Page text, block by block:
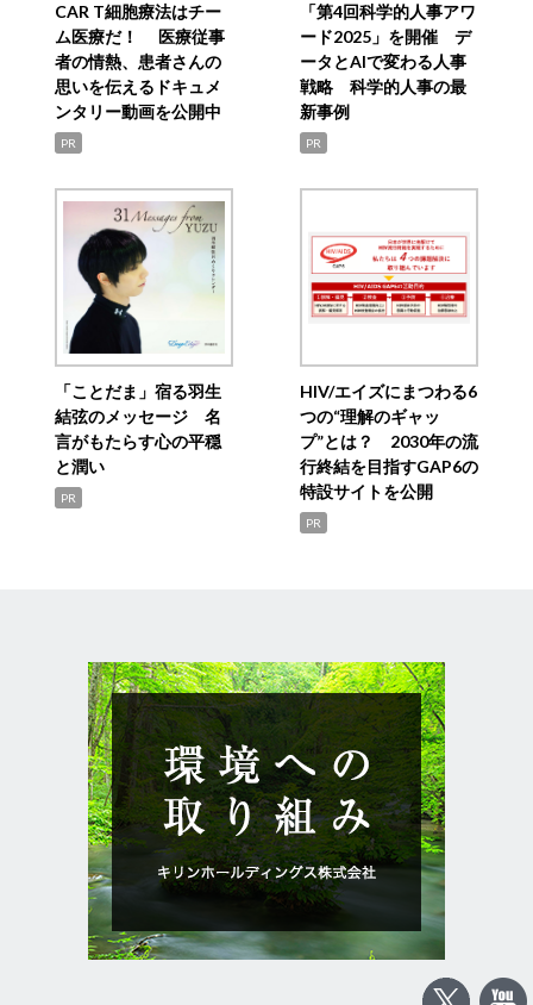
CAR T細胞療法はチー
ム医療だ！ 医療従事
者の情熱、患者さんの
思いを伝えるドキュメ
ンタリー動画を公開中
PR
「第4回科学的人事アワ
ード2025」を開催 デ
ータとAIで変わる人事
戦略 科学的人事の最
新事例
PR
「ことだま」宿る羽生
結弦のメッセージ 名
言がもたらす心の平穏
と潤い
PR
HIV/エイズにまつわる6
つの“理解のギャッ
プ”とは？ 2030年の流
行終結を目指すGAP6の
特設サイトを公開
PR